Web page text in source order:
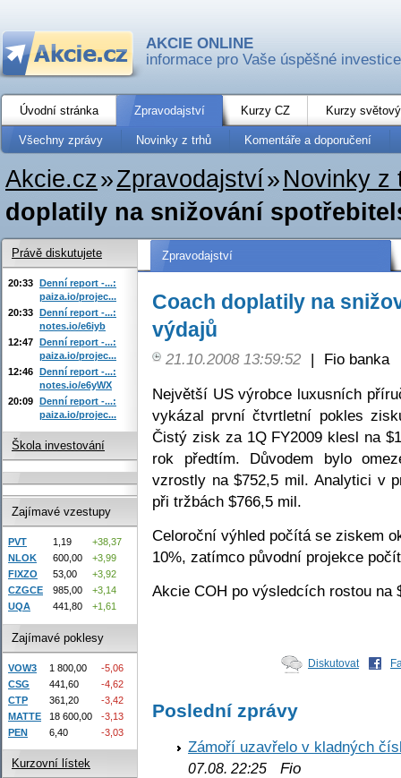
AKCIE ONLINE
informace pro Vaše úspěšné investice
Úvodní stránka Zpravodajství Kurzy CZ Kurzy
Všechny zprávy Novinky z trhů Komentáře a doporučení
Akcie.cz»Zpravodajství» Novinky z
doplatily na snižování
Zpravodajství
Coach doplatily na
výdajů
21.10.2008 13:59:52 |
Fio banka
Největší US výrobce luxusních
vykázal první čtvrtletní pokles
Čistý zisk za 1Q FY2009 klesl na
rok předtím. Důvodem bylo
vzrostly na $752,5 mil. Analytici v
při tržbách $766,5 mil.
Celoroční výhled počítá se ziskem
10%, zatímco původní projekce
Akcie COH po výsledcích rostou na
Diskutovat
Poslední zprávy
Zámoří uzavřelo v kladných
07.08. 22:25 Fio
Právě diskutujete
20:33 Denní report -...:
paiza.io/projec...
20:33 Denní report -...:
notes.io/e6iyb
12:47 Denní report -...:
paiza.io/projec...
12:46 Denní report -...:
notes.io/e6yWX
20:09 Denní report -...:
paiza.io/projec...
Škola investování
Zajímavé vzestupy
PVT 1,19
+38,37
NLOK
600,00
+3,99
FIXZO
53,00
+3,92
CZGCE
985,00
+3,14
UQA
441,80 +1,61
Zajímavé poklesy
VOW3 1 800,00
-5,06
CSG
441,60
-4,62
CTP
361,20
-3,42
MATTE
18 600,00
-3,13
PEN
6,40 -3,03
Kurzovní lístek